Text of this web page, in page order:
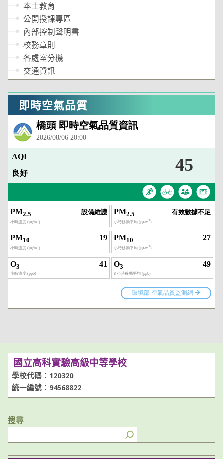
本土教育
公開授課專區
內部控制聲明書
校務章則
各處室分機
交通資訊
即時空氣品質
國立高科實驗高級中等學校
學校代碼：120320
統一編號：94568822
搜尋